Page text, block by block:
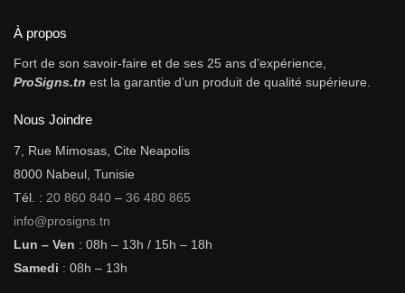
À propos
Fort de son savoir-faire et de ses 25 ans d’expérience,
ProSigns.tn est la garantie d’un produit de qualité supérieure.
Nous Joindre
7, Rue Mimosas, Cite Neapolis
8000 Nabeul, Tunisie
Tél. : 20 860 840 – 36 480 865
info@prosigns.tn
Lun – Ven : 08h – 13h / 15h – 18h
Samedi : 08h – 13h